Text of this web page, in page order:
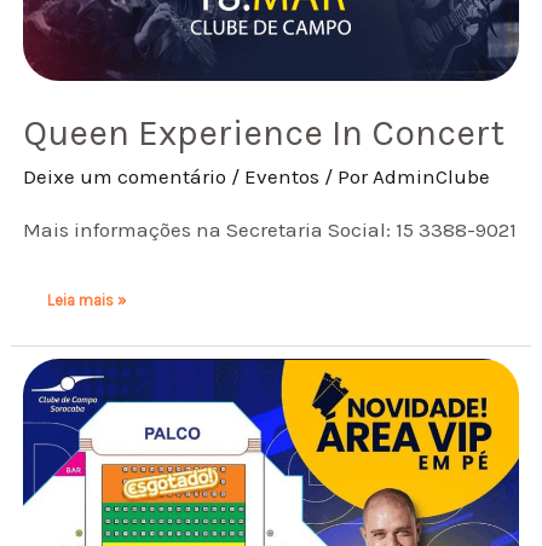
Queen Experience In Concert
Deixe um comentário / Eventos / PorAdminClube
Mais informações na Secretaria Social: 15 3388-9021
Leia mais »
25
Março
Diogo
Nogueira